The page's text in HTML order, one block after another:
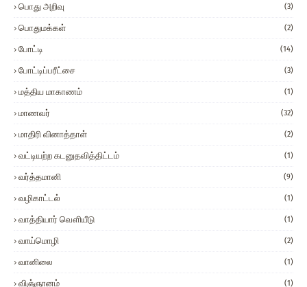
பொது அறிவு (3)
பொதுமக்கள் (2)
போட்டி (14)
போட்டிப்பரீட்சை (3)
மத்திய மாகாணம் (1)
மாணவர் (32)
மாதிரி வினாத்தாள் (2)
வட்டியற்ற கடனுதவித்திட்டம் (1)
வர்த்தமானி (9)
வழிகாட்டல் (1)
வாத்தியார் வௌியீடு (1)
வாய்மொழி (2)
வானிலை (1)
விஞ்ஞானம் (1)